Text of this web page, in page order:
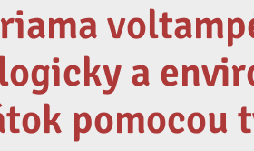
a
pomocou